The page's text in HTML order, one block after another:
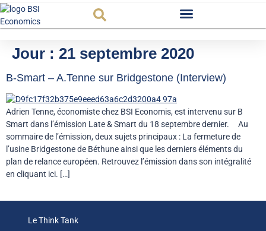
Jour : 21 septembre 2020
B-Smart – A.Tenne sur Bridgestone (Interview)
Adrien Tenne, économiste chez BSI Economis, est intervenu sur B
Smart dans l’émission Late & Smart du 18 septembre dernier. Au
sommaire de l’émission, deux sujets principaux : La fermeture de
l’usine Bridgestone de Béthune ainsi que les derniers éléments du
plan de relance européen. Retrouvez l’émission dans son intégralité
en cliquant ici. […]
Le Think Tank